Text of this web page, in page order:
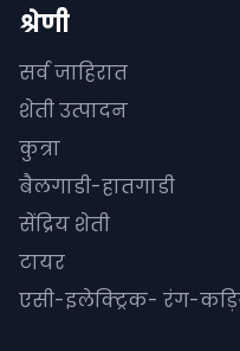
श्रेणी
सर्व जाहिरात
शेती उत्पादन
कुत्रा
बैलगाडी-हातगाडी
सेंद्रिय शेती
टायर
एसी-इलेक्ट्रिक- रंग-